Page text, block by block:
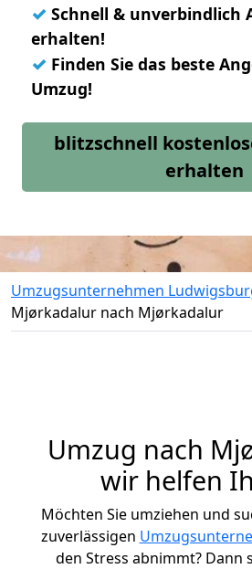
✓ Schnell & unverbindlich
erhalten!
✓ Finden Sie das beste
Umzug!
blitzschnell
erhalten
Umzugsunternehmen
Mjørkadalur nach Mjørkadalur
Umzug nach
wir helfen
Möchten Sie umziehen und
zuverlässigen
den Stress abnimmt? Dann